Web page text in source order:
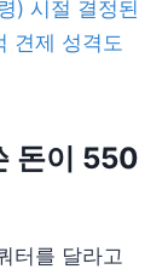
) 시절 결정된
견제 성격도
돈이 550
터를 달라고